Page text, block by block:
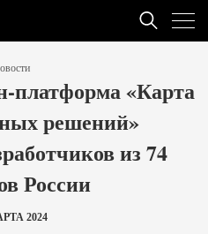
платформа «Карта
решений»
из 74
России
2024